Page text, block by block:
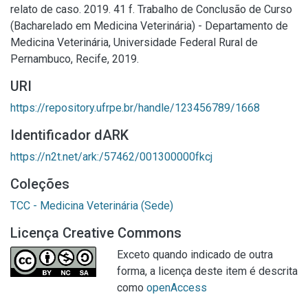
relato de caso. 2019. 41 f. Trabalho de Conclusão de Curso
(Bacharelado em Medicina Veterinária) - Departamento de
Medicina Veterinária, Universidade Federal Rural de
Pernambuco, Recife, 2019.
URI
https://repository.ufrpe.br/handle/123456789/1668
Identificador dARK
https://n2t.net/ark:/57462/001300000fkcj
Coleções
TCC - Medicina Veterinária (Sede)
Licença Creative Commons
Exceto quando indicado de outra
forma, a licença deste item é descrita
como openAccess